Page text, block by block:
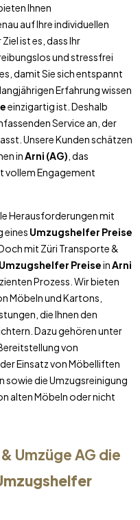
Ihnen
auf Ihre individuellen
ist es, dass Ihr
und stressfrei
damit Sie sich entspannt
Erfahrung wissen
einzigartig ist. Deshalb
Service an, der
Unsere Kunden schätzen
inArni (AG) , das
vollem Engagement
Herausforderungen mit
eines Umzugshelfer Preise
mit Züri Transporte &
Umzugshelfer PreiseinArni
Prozess. Wir bieten
Möbeln und Kartons,
die Ihnen den
Dazu gehören unter
von
Einsatz von Möbelliften
sowie die Umzugsreinigung
alten Möbeln oder nicht
Umzüge AG die